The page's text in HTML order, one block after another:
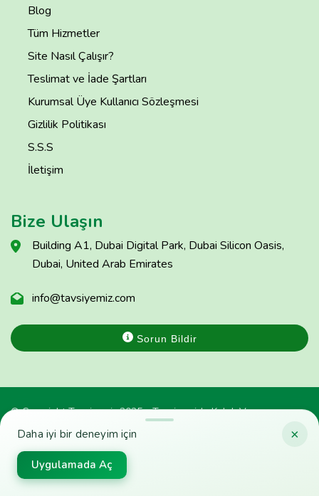
×
Daha iyi bir deneyim için
Uygulamada Aç
Blog
Tüm Hizmetler
Site Nasıl Çalışır?
Teslimat ve İade Şartları
Kurumsal Üye Kullanıcı Sözleşmesi
Gizlilik Politikası
S.S.S
İletişim
Bize Ulaşın
Building A1, Dubai Digital Park, Dubai Silicon Oasis,
Dubai, United Arab Emirates
info@tavsiyemiz.com
Sorun Bildir
© Copyright Tavsiyemiz 2025 - Tavsiyemiz'e Kulak Ver